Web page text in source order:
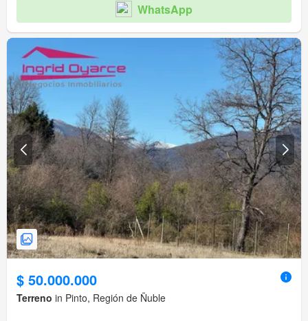
WhatsApp
$ 50.000.000
Terreno in Pinto, Región de Ñuble